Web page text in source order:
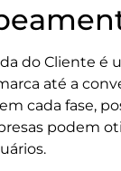
do Cliente
até a
cada fase,
podem